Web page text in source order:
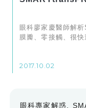
眼科廖家慶醫師解
膜瓣、零接觸、很
2017.10.02
眼科專家解惑